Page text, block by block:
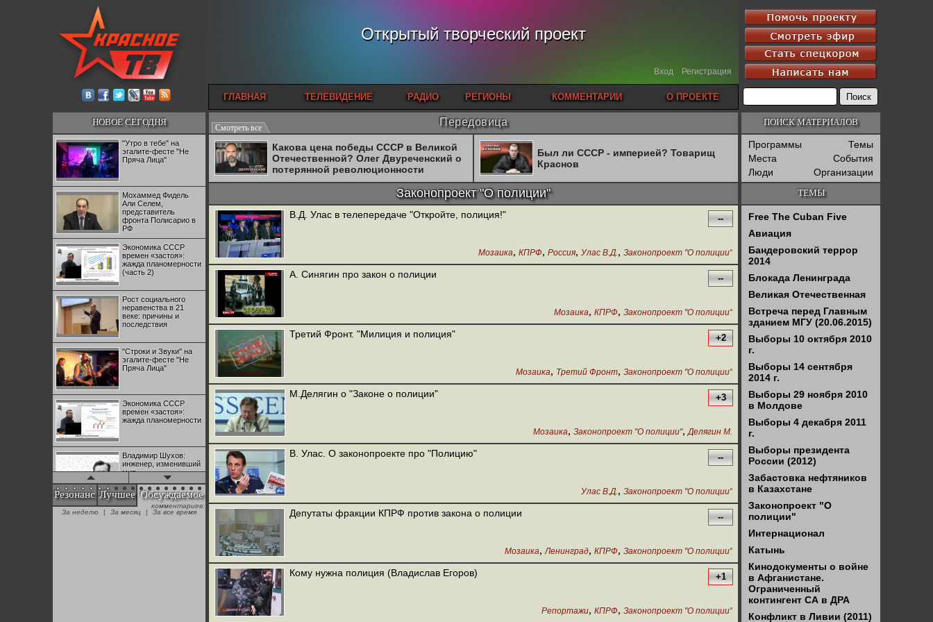
Открытый творческий проект
Вход Регистрация
ГЛАВНАЯ ТЕЛЕВИДЕНИЕ РАДИО РЕГИОНЫ КОММЕНТАРИИ О ПРОЕКТЕ
НОВОЕ СЕГОДНЯ
"Утро в тебе" на
эгалите-фесте "Не
Пряча Лица"
Мохаммед Фидель
Али Селем,
представитель
фронта Полисарио в
РФ
Экономика СССР
времен «застоя»:
жажда планомерности
(часть 2)
Рост социального
неравенства в 21
веке: причины и
последствия
"Строки и Звуки" на
эгалите-фесте "Не
Пряча Лица"
Экономика СССР
времен «застоя»:
жажда планомерности
Владимир Шухов:
инженер, изменивший
мир
"Аркадий Коц" на
эгалите-фесте "Не
Резонанс Лучшее Обсуждаемое
комментариев:
За неделю
| За месяц | За все время
Передовица
Смотреть все
Какова цена победы СССР в Великой
Отечественной? Олег Двуреченский о
потерянной революционности
Был ли СССР - империей? Товарищ
Краснов
Законопроект "О полиции"
В.Д. Улас в телепередаче "Откройте, полиция!" --
Мозаика, КПРФ, Россия, Улас В.Д., Законопроект "О полиции"
А. Синягин про закон о полиции --
Мозаика, КПРФ, Законопроект "О полиции"
Третий Фронт. "Милиция и полиция" +2
Мозаика, Третий Фронт, Законопроект "О полиции"
М.Делягин о "Законе о полиции" +3
Мозаика, Законопроект "О полиции", Делягин М.
В. Улас. О законопроекте про "Полицию" --
Улас В.Д., Законопроект "О полиции"
Депутаты фракции КПРФ против закона о полиции --
Мозаика, Ленинград, КПРФ, Законопроект "О полиции"
Кому нужна полиция (Владислав Егоров) +1
Репортажи, КПРФ, Законопроект "О полиции"
ПОИСК МАТЕРИАЛОВ
Программы
Темы
Места
События
Люди
Организации
ТЕМЫ
Free The Cuban Five
Авиация
Бандеровский террор
2014
Блокада Ленинграда
Великая Отечественная
Встреча перед Главным
зданием МГУ (20.06.2015)
Выборы 10 октября 2010
г.
Выборы 14 сентября
2014 г.
Выборы 29 ноября 2010
в Молдове
Выборы 4 декабря 2011
г.
Выборы президента
России (2012)
Забастовка нефтяников
в Казахстане
Законопроект "О
полиции"
Интернационал
Катынь
Кинодокументы о войне
в Афганистане.
Ограниченный
контингент СА в ДРА
Конфликт в Ливии (2011)